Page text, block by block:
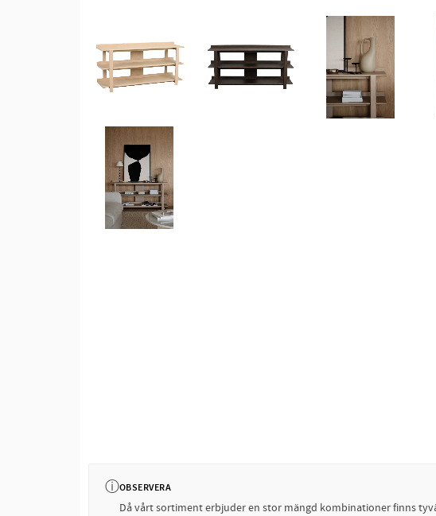
ⓘOBSERVERA
Då vårt sortiment erbjuder en stor mängd kombinationer finns